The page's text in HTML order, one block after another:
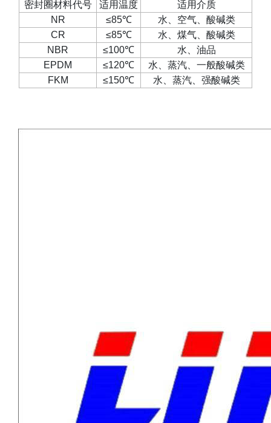
密封圈材料代号 适用温度
适用介质
NR
≤85℃
水、空气、酸碱类
CR
≤85℃
水、煤气、酸碱类
NBR
≤100℃
水、油品
EPDM
≤120℃
水、蒸汽、一般酸碱类
FKM
≤150℃ 水、蒸汽、强酸碱类